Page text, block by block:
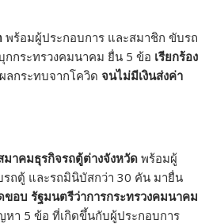
พร้อมผู้ประกอบการ และสมาชิก ขับรถ
กกระทรวงคมนาคม ยื่น 5 ข้อ เรียกร้อง
ลกระทบจากโควิดจนไม่มีเงินส่งค่า
าคมธุรกิจรถตู้ต่างจังหวัด พร้อมผู้
รถตู้ และรถมินิบัสกว่า30 คัน มายื่น
อบ รัฐมนตรีว่าการกระทรวงคมนาคม
หา 5 ข้อ ที่เกิดขึ้นกับผู้ประกอบการ